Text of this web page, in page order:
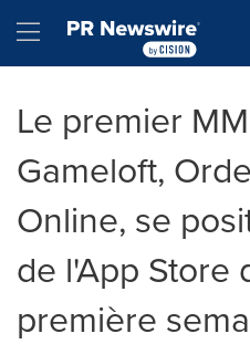
Hamburger menu
Le premier
Gameloft,
Online, se
de l'App Store
première